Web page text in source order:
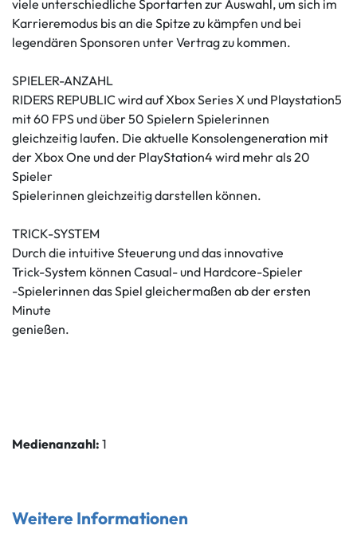
viele unterschiedliche Sportarten zur Auswahl, um sich im
Karrieremodus bis an die Spitze zu kämpfen und bei
legendären Sponsoren unter Vertrag zu kommen.
SPIELER-ANZAHL
RIDERS REPUBLIC wird auf Xbox Series X und Playstation5
mit 60 FPS und über 50 Spielern Spielerinnen
gleichzeitig laufen. Die aktuelle Konsolengeneration mit
der Xbox One und der PlayStation4 wird mehr als 20
Spieler
Spielerinnen gleichzeitig darstellen können.
TRICK-SYSTEM
Durch die intuitive Steuerung und das innovative
Trick-System können Casual- und Hardcore-Spieler
-Spielerinnen das Spiel gleichermaßen ab der ersten
Minute
genießen.
Medienanzahl: 1
Weitere Informationen